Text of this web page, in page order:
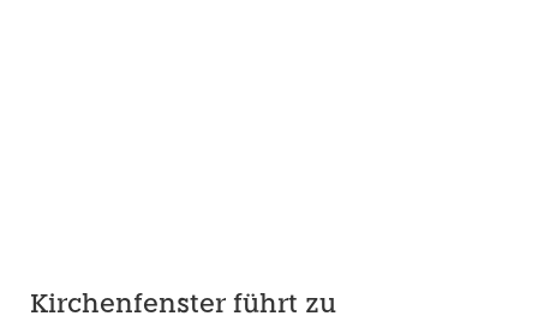
Kirchenfenster führt zu